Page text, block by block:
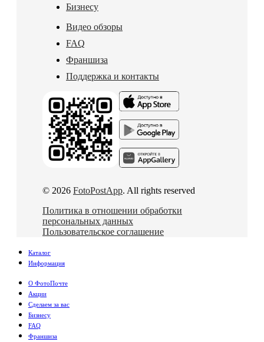
Бизнесу
Видео обзоры
FAQ
Франшиза
Поддержка и контакты
© 2026 FotoPostApp. All rights reserved
Политика в отношении обработки
персональных данных
Пользовательское соглашение
Каталог
Информация
О ФотоПочте
Акции
Сделаем за вас
Бизнесу
FAQ
Франшиза